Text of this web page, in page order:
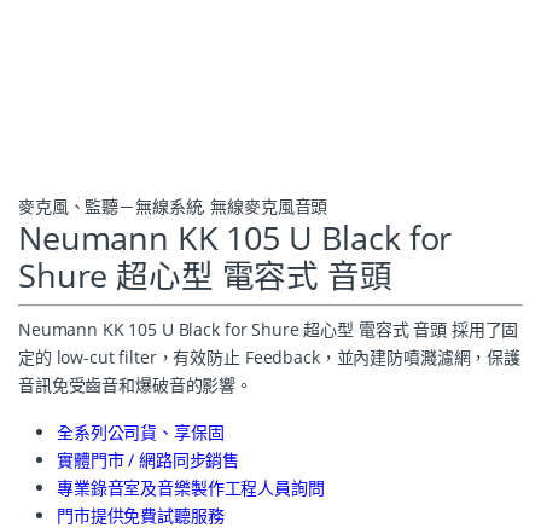
麥克風、監聽－無線系統,無線麥克風音頭
Neumann KK 105 U Black for
Shure 超心型 電容式 音頭
Neumann KK 105 U Black for Shure 超心型 電容式 音頭 採用了固
定的 low-cut filter，有效防止 Feedback，並內建防噴濺濾網，保護
音訊免受齒音和爆破音的影響。
全系列公司貨、享保固
實體門市 / 網路同步銷售
專業錄音室及音樂製作工程人員詢問
門市提供免費試聽服務